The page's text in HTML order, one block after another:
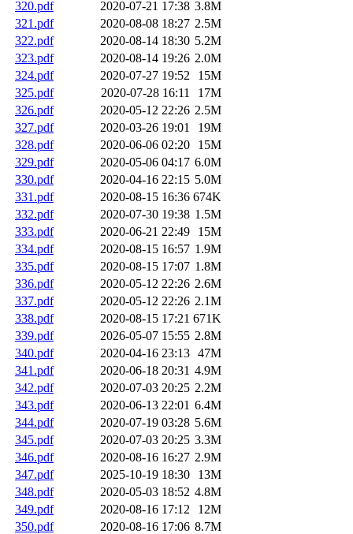
320.pdf 2020-07-21 17:38 3.8M
321.pdf
2020-08-08 18:27 2.5M
322.pdf
2020-08-14 18:30 5.2M
323.pdf
2020-08-14 19:26 2.0M
324.pdf
2020-07-27 19:52
15M
325.pdf
2020-07-28 16:11
17M
326.pdf
2020-05-12 22:26 2.5M
327.pdf
2020-03-26 19:01
19M
328.pdf
2020-06-06 02:20
15M
329.pdf
2020-05-06 04:17 6.0M
330.pdf
2020-04-16 22:15 5.0M
331.pdf
2020-08-15 16:36 674K
332.pdf
2020-07-30 19:38 1.5M
333.pdf
2020-06-21 22:49
15M
334.pdf
2020-08-15 16:57 1.9M
335.pdf
2020-08-15 17:07 1.8M
336.pdf
2020-05-12 22:26 2.6M
337.pdf
2020-05-12 22:26 2.1M
338.pdf
2020-08-15 17:21 671K
339.pdf
2026-05-07 15:55 2.8M
340.pdf
2020-04-16 23:13 47M
341.pdf
2020-06-18 20:31 4.9M
342.pdf
2020-07-03 20:25 2.2M
343.pdf
2020-06-13 22:01 6.4M
344.pdf
2020-07-19 03:28 5.6M
345.pdf
2020-07-03 20:25 3.3M
346.pdf
2020-08-16 16:27 2.9M
347.pdf
2025-10-19 18:30
13M
348.pdf
2020-05-03 18:52 4.8M
349.pdf
2020-08-16 17:12
12M
350.pdf
2020-08-16 17:06 8.7M